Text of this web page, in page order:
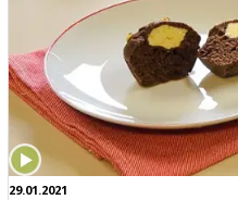
29.01.2021